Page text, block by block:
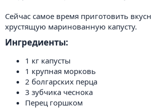
Сейчас самое время приготовить
хрустящую маринованную капусту.
Ингредиенты:​
1 кг капусты
1 крупная морковь
2 болгарских перца
3 зубчика чеснока
Перец горшком